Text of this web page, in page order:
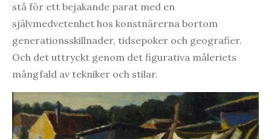
stå för ett bejakande parat med en
självmedvetenhet hos konstnärerna bortom
generationsskillnader, tidsepoker och geografier.
Och det uttryckt genom det figurativa måleriets
mångfald av tekniker och stilar.